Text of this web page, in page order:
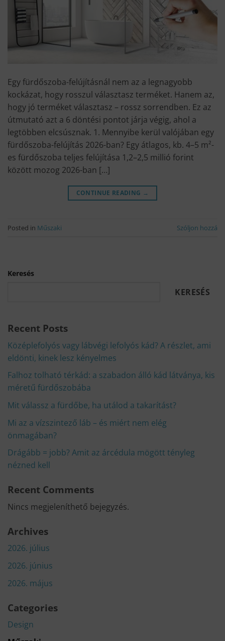
Egy fürdőszoba-felújításnál nem az a legnagyobb
kockázat, hogy rosszul választasz terméket. Hanem az,
hogy jó terméket választasz – rossz sorrendben. Ez az
útmutató azt a 6 döntési pontot járja végig, ahol a
legtöbben elcsúsznak. 1. Mennyibe kerül valójában egy
fürdőszoba-felújítás 2026-ban? Egy átlagos, kb. 4–5 m²-
es fürdőszoba teljes felújítása 1,2–2,5 millió forint
között mozog 2026-ban […]
CONTINUE READING →
Posted in Műszaki Szóljon hozzá
Keresés
KERESÉS
Recent Posts
Középlefolyós vagy lábvégi lefolyós kád? A részlet, ami
eldönti, kinek lesz kényelmes
Falhoz tolható térkád: a szabadon álló kád látványa, kis
méretű fürdőszobába
Mit válassz a fürdőbe, ha utálod a takarítást?
Mi az a vízszintező láb – és miért nem elég
önmagában?
Drágább = jobb? Amit az árcédula mögött tényleg
nézned kell
Recent Comments
Nincs megjeleníthető bejegyzés.
Archives
2026. július
2026. június
2026. május
Categories
Design